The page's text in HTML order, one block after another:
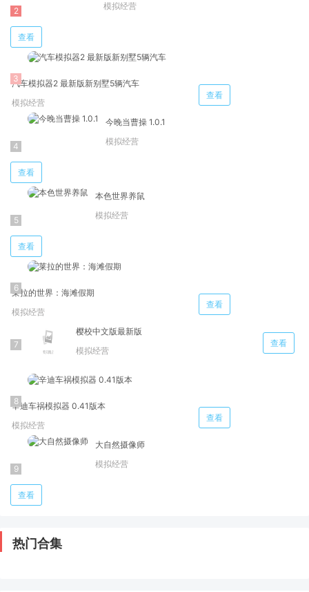
模拟经营
查看
汽车模拟器2 最新版新别墅5辆汽车
模拟经营
查看
今晚当曹操 1.0.1
模拟经营
查看
本色世界养鼠
模拟经营
查看
莱拉的世界：海滩假期
模拟经营
查看
樱校中文版最新版
模拟经营
查看
辛迪车祸模拟器 0.41版本
模拟经营
查看
大自然摄像师
模拟经营
查看
热门合集